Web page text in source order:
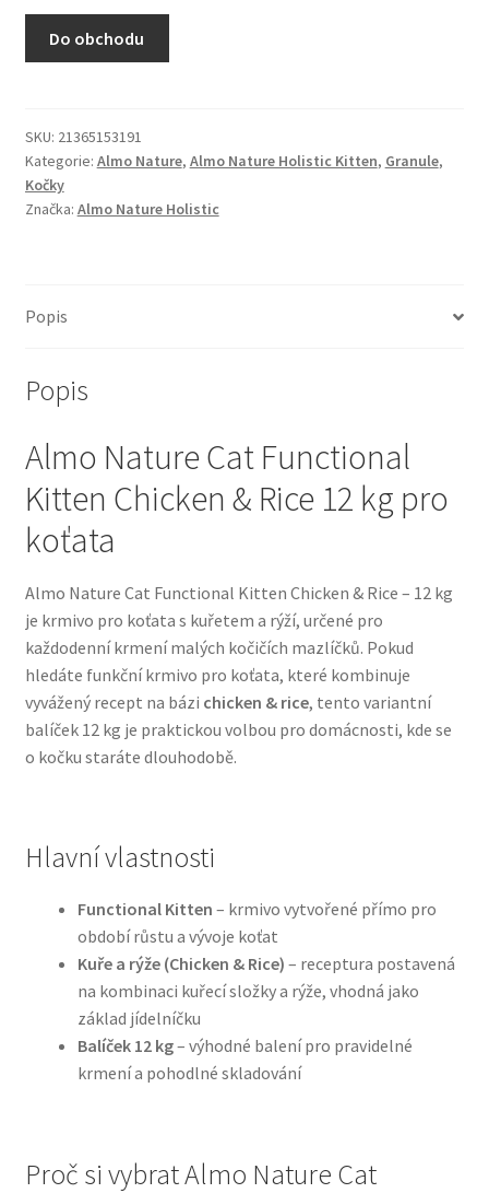
N&D Farmina pro kočky — Italské holistic krmivo
Pamlsky pro kočky
Purizon pro kočky
Škrabadla pro kočky
Boudy a výběhy
Bozita pro psy — Švédské krmivo s nordickou kvalitou
Brit pro psy
Granule pro psy
Natural Trainer pro psy — Italské krmivo s
přírodními složkami
Hill’s pro psy
Hračky pro psy
Konzervy a kapsičky pro psy
N&D Farmina pro psy — Italské holistic krmivo
Do obchodu
SKU: 21365153191
Kategorie: Almo Nature, Almo Nature Holistic Kitten, Granule,
Kočky
Značka: Almo Nature Holistic
Popis
Popis
Almo Nature Cat Functional
Kitten Chicken & Rice 12 kg pro
koťata
Almo Nature Cat Functional Kitten Chicken & Rice – 12 kg
je krmivo pro koťata s kuřetem a rýží, určené pro
každodenní krmení malých kočičích mazlíčků. Pokud
hledáte funkční krmivo pro koťata, které kombinuje
vyvážený recept na bázi chicken & rice, tento variantní
balíček 12 kg je praktickou volbou pro domácnosti, kde se
o kočku staráte dlouhodobě.
Hlavní vlastnosti
Functional Kitten – krmivo vytvořené přímo pro
období růstu a vývoje koťat
Kuře a rýže (Chicken & Rice) – receptura postavená
na kombinaci kuřecí složky a rýže, vhodná jako
základ jídelníčku
Balíček 12 kg– výhodné balení pro pravidelné
krmení a pohodlné skladování
Proč si vybrat Almo Nature Cat